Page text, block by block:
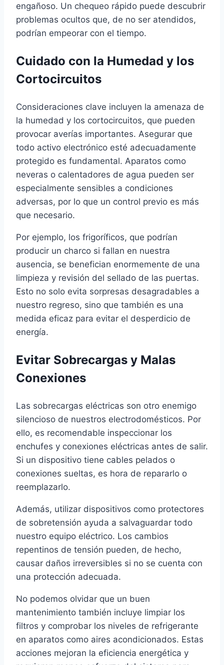
engañoso. Un chequeo rápido puede descubrir
problemas ocultos que, de no ser atendidos,
podrían empeorar con el tiempo.
Cuidado con la Humedad y los
Cortocircuitos
Consideraciones clave incluyen la amenaza de
la humedad y los cortocircuitos, que pueden
provocar averías importantes. Asegurar que
todo activo electrónico esté adecuadamente
protegido es fundamental. Aparatos como
neveras o calentadores de agua pueden ser
especialmente sensibles a condiciones
adversas, por lo que un control previo es más
que necesario.
Por ejemplo, los frigoríficos, que podrían
producir un charco si fallan en nuestra
ausencia, se benefician enormemente de una
limpieza y revisión del sellado de las puertas.
Esto no solo evita sorpresas desagradables a
nuestro regreso, sino que también es una
medida eficaz para evitar el desperdicio de
energía.
Evitar Sobrecargas y Malas
Conexiones
Las sobrecargas eléctricas son otro enemigo
silencioso de nuestros electrodomésticos. Por
ello, es recomendable inspeccionar los
enchufes y conexiones eléctricas antes de salir.
Si un dispositivo tiene cables pelados o
conexiones sueltas, es hora de repararlo o
reemplazarlo.
Además, utilizar dispositivos como protectores
de sobretensión ayuda a salvaguardar todo
nuestro equipo eléctrico. Los cambios
repentinos de tensión pueden, de hecho,
causar daños irreversibles si no se cuenta con
una protección adecuada.
No podemos olvidar que un buen
mantenimiento también incluye limpiar los
filtros y comprobar los niveles de refrigerante
en aparatos como aires acondicionados. Estas
acciones mejoran la eficiencia energética y